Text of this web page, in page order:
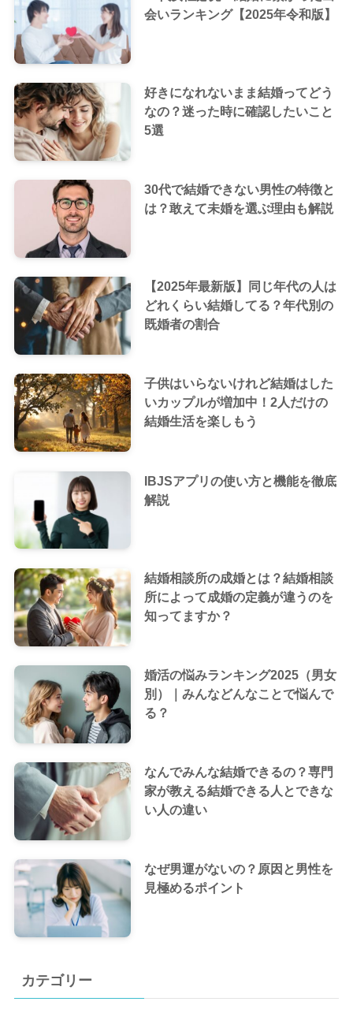
会いランキング【2025年令和版】
好きになれないまま結婚ってどう
なの？迷った時に確認したいこと
5選
30代で結婚できない男性の特徴と
は？敢えて未婚を選ぶ理由も解説
【2025年最新版】同じ年代の人は
どれくらい結婚してる？年代別の
既婚者の割合
子供はいらないけれど結婚はした
いカップルが増加中！2人だけの
結婚生活を楽しもう
IBJSアプリの使い方と機能を徹底
解説
結婚相談所の成婚とは？結婚相談
所によって成婚の定義が違うのを
知ってますか？
婚活の悩みランキング2025（男女
別）｜みんなどんなことで悩んで
る？
なんでみんな結婚できるの？専門
家が教える結婚できる人とできな
い人の違い
なぜ男運がないの？原因と男性を
見極めるポイント
カテゴリー